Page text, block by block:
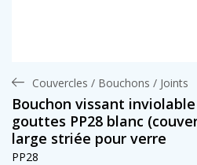
Couvercles / Bouchons / Joints
Bouchon vissant
gouttes PP28 blanc
large striée pour verre
PP28